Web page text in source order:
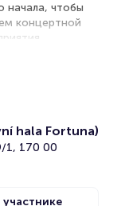
начала, чтобы
концертной
цены и
hala Fortuna)
1, 170 00